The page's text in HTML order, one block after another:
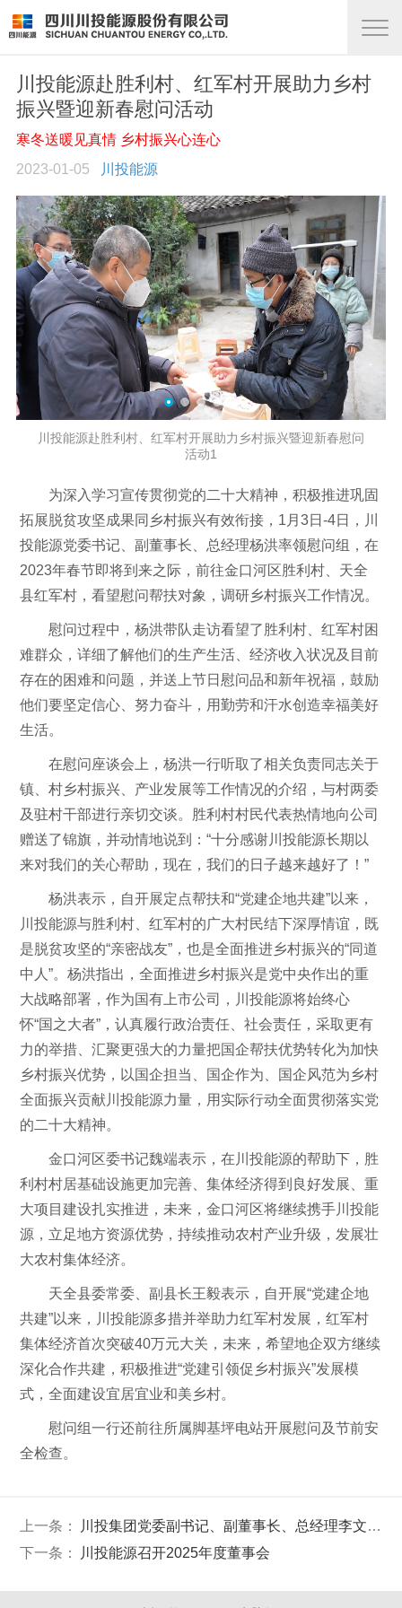
川投能源赴胜利村、红军村开展助力乡村
振兴暨迎新春慰问活动
寒冬送暖见真情 乡村振兴心连心
2023-01-05
川投能源
川投能源赴胜利村、红军村开展助力乡村振兴暨迎新春慰问
活动1
为深入学习宣传贯彻党的二十大精神，积极推进巩固
拓展脱贫攻坚成果同乡村振兴有效衔接，1月3日-4日，川
投能源党委书记、副董事长、总经理杨洪率领慰问组，在
2023年春节即将到来之际，前往金口河区胜利村、天全
县红军村，看望慰问帮扶对象，调研乡村振兴工作情况。
慰问过程中，杨洪带队走访看望了胜利村、红军村困
难群众，详细了解他们的生产生活、经济收入状况及目前
存在的困难和问题，并送上节日慰问品和新年祝福，鼓励
他们要坚定信心、努力奋斗，用勤劳和汗水创造幸福美好
生活。
在慰问座谈会上，杨洪一行听取了相关负责同志关于
镇、村乡村振兴、产业发展等工作情况的介绍，与村两委
及驻村干部进行亲切交谈。胜利村村民代表热情地向公司
赠送了锦旗，并动情地说到：“十分感谢川投能源长期以
来对我们的关心帮助，现在，我们的日子越来越好了！”
杨洪表示，自开展定点帮扶和“党建企地共建”以来，
川投能源与胜利村、红军村的广大村民结下深厚情谊，既
是脱贫攻坚的“亲密战友”，也是全面推进乡村振兴的“同道
中人”。杨洪指出，全面推进乡村振兴是党中央作出的重
大战略部署，作为国有上市公司，川投能源将始终心
怀“国之大者”，认真履行政治责任、社会责任，采取更有
力的举措、汇聚更强大的力量把国企帮扶优势转化为加快
乡村振兴优势，以国企担当、国企作为、国企风范为乡村
全面振兴贡献川投能源力量，用实际行动全面贯彻落实党
的二十大精神。
金口河区委书记魏端表示，在川投能源的帮助下，胜
利村村居基础设施更加完善、集体经济得到良好发展、重
大项目建设扎实推进，未来，金口河区将继续携手川投能
源，立足地方资源优势，持续推动农村产业升级，发展壮
大农村集体经济。
天全县委常委、副县长王毅表示，自开展“党建企地
共建”以来，川投能源多措并举助力红军村发展，红军村
集体经济首次突破40万元大关，未来，希望地企双方继续
深化合作共建，积极推进“党建引领促乡村振兴”发展模
式，全面建设宜居宜业和美乡村。
慰问组一行还前往所属脚基坪电站开展慰问及节前安
全检查。
上一条：
川投集团党委副书记、副董事长、总经理李文志赴中国电建集团成都勘测设计研究院有限公司开展交流座谈
下一条：
川投能源召开2025年度董事会